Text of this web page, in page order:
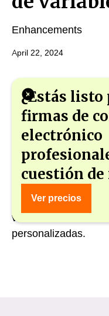
Enhancements
April 22, 2024
¿Estás listo
firmas de
electrónico
cuestión
Ver precios
Las variables
columnas, con la
variables
personalizadas.